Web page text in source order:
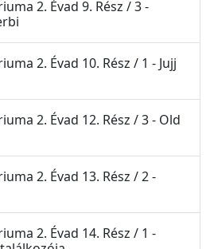
2. Évad 9. Rész / 3 -
2. Évad 10. Rész / 1 - Jujj
2. Évad 12. Rész / 3 - Old
2. Évad 13. Rész / 2 -
2. Évad 14. Rész / 1 -